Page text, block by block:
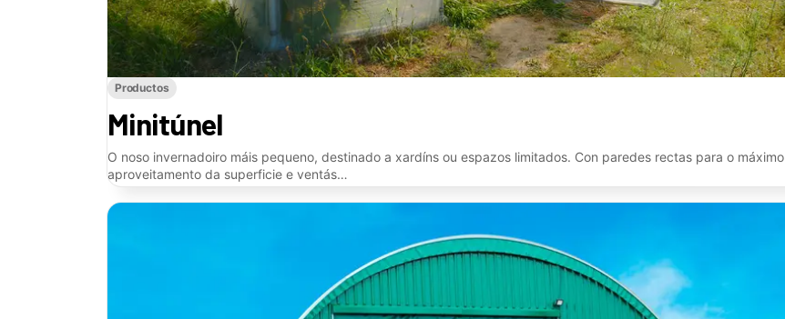
Productos
Minitúnel
O noso invernadoiro máis pequeno, destinado a xardíns ou espazos limitados. Con paredes rectas para o máximo
aproveitamento da superficie e ventás…